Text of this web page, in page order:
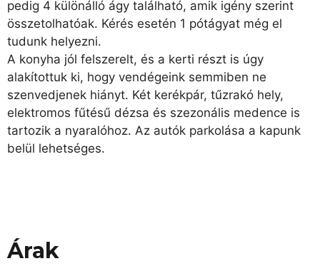
pedig 4 különálló ágy található, amik igény szerint
összetolhatóak. Kérés esetén 1 pótágyat még el
tudunk helyezni.
A konyha jól felszerelt, és a kerti részt is úgy
alakítottuk ki, hogy vendégeink semmiben ne
szenvedjenek hiányt. Két kerékpár, tűzrakó hely,
elektromos fűtésű dézsa és szezonális medence is
tartozik a nyaralóhoz. Az autók parkolása a kapunk
belül lehetséges.
Árak